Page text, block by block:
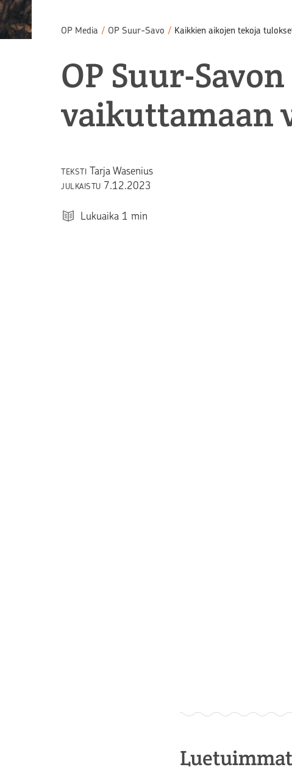
OP Media / OP Suur-Savo / Kaikkien aikojen tekoja
OP Suur-
vaikuttamaan
TEKSTI Tarja Wasenius
JULKAISTU 7.12.2023
Lukuaika 1 min
Luetuimmat